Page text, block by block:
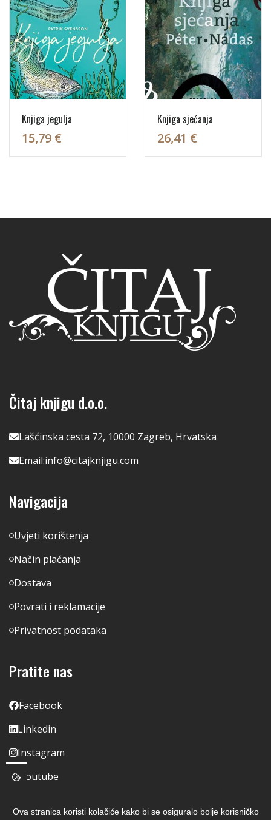
Knjiga jegulja
15,79 €
Knjiga sjećanja
26,41 €
Čitaj knjigu d.o.o.
Lašćinska cesta 72, 10000 Zagreb, Hrvatska
Email:info@citajknjigu.com
Navigacija
Uvjeti korištenja
Način plaćanja
Dostava
Povrati i reklamacije
Privatnost podataka
Pratite nas
Facebook
Linkedin
Instagram
Youtube
Ova stranica koristi kolačiće kako bi se osiguralo bolje korisničko